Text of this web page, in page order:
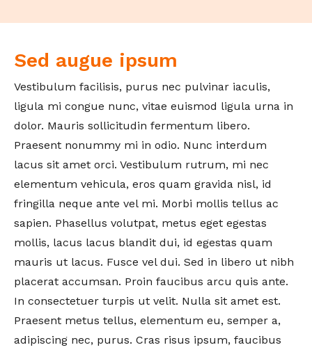
Sed augue ipsum
Vestibulum facilisis, purus nec pulvinar iaculis,
ligula mi congue nunc, vitae euismod ligula urna in
dolor. Mauris sollicitudin fermentum libero.
Praesent nonummy mi in odio. Nunc interdum
lacus sit amet orci. Vestibulum rutrum, mi nec
elementum vehicula, eros quam gravida nisl, id
fringilla neque ante vel mi. Morbi mollis tellus ac
sapien. Phasellus volutpat, metus eget egestas
mollis, lacus lacus blandit dui, id egestas quam
mauris ut lacus. Fusce vel dui. Sed in libero ut nibh
placerat accumsan. Proin faucibus arcu quis ante.
In consectetuer turpis ut velit. Nulla sit amet est.
Praesent metus tellus, elementum eu, semper a,
adipiscing nec, purus. Cras risus ipsum, faucibus